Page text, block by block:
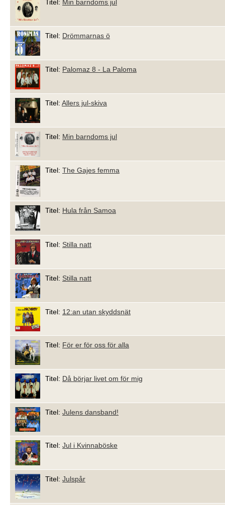
Titel: Min barndoms jul
Titel: Drömmarnas ö
Titel: Palomaz 8 - La Paloma
Titel: Allers jul-skiva
Titel: Min barndoms jul
Titel: The Gajes femma
Titel: Hula från Samoa
Titel: Stilla natt
Titel: Stilla natt
Titel: 12:an utan skyddsnät
Titel: För er för oss för alla
Titel: Då börjar livet om för mig
Titel: Julens dansband!
Titel: Jul i Kvinnaböske
Titel: Julspår